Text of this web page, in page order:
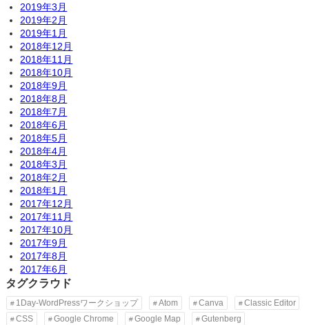
2019年3月
2019年2月
2019年1月
2018年12月
2018年11月
2018年10月
2018年9月
2018年8月
2018年7月
2018年6月
2018年5月
2018年4月
2018年3月
2018年2月
2018年1月
2017年12月
2017年11月
2017年10月
2017年9月
2017年8月
2017年6月
タグクラウド
1Day-WordPressワークショップ Atom Canva
Classic Editor
CSS
Google Chrome Google Map
Gutenberg